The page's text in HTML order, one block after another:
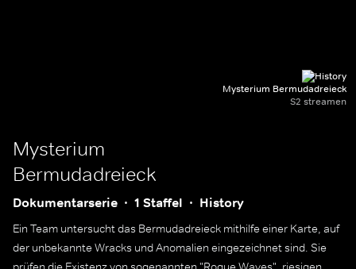
Mysterium Bermudadreieck
S2 streamen
Mysterium
Bermudadreieck
Dokumentarserie 1 Staffel History
Ein Team untersucht das Bermudadreieck mithilfe einer Karte, auf
der unbekannte Wracks und Anomalien eingezeichnet sind. Sie